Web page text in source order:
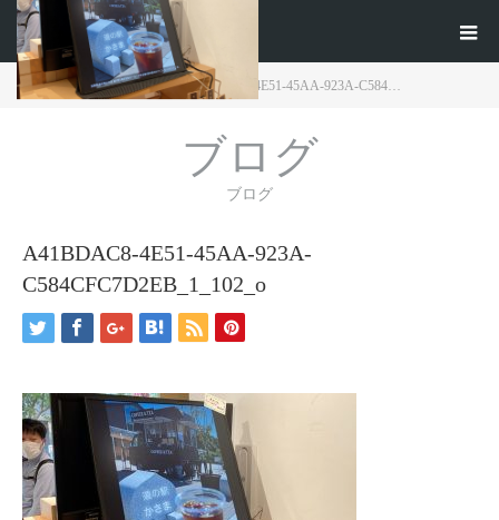
ホームブログ A41BDAC8-4E51-45AA-923A-C584…
ブログ
ブログ
A41BDAC8-4E51-45AA-923A-
C584CFC7D2EB_1_102_o